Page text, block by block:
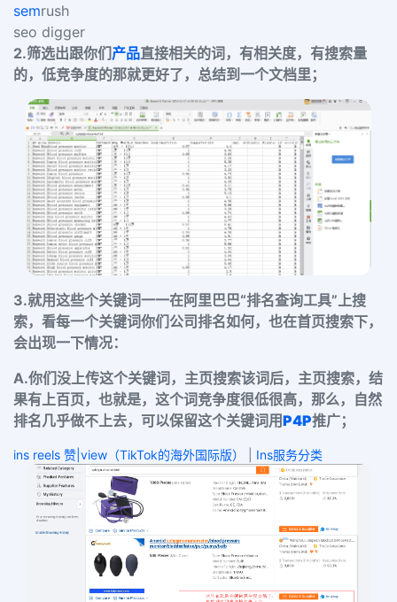
semrush
seo digger
2.筛选出跟你们产品直接相关的词，有相关度，有搜索量
的，低竞争度的那就更好了，总结到一个文档里；
3.就用这些个关键词一一在阿里巴巴“排名查询工具”上搜
索，看每一个关键词你们公司排名如何，也在首页搜索下，
会出现一下情况：
A.你们没上传这个关键词，主页搜索该词后，主页搜索，结
果有上百页，也就是，这个词竞争度很低很高，那么，自然
排名几乎做不上去，可以保留这个关键词用P4P推广；
ins reels 赞|view（TikTok的海外国际版） Ins服务分类